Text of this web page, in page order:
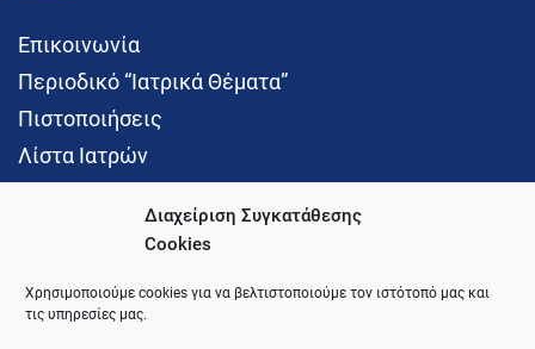
Διαχείριση Συγκατάθεσης
Cookies
Χρησιμοποιούμε cookies για να βελτιστοποιούμε τον ιστότοπό μας και
τις υπηρεσίες μας.
Επικοινωνία
Περιοδικό “Ιατρικά Θέματα”
Πιστοποιήσεις
Λίστα Ιατρών
Social Media